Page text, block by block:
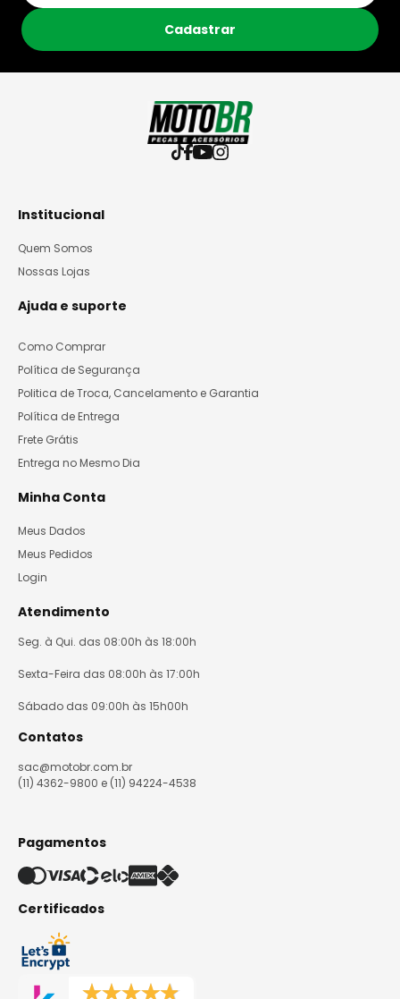
Cadastrar
Institucional
Quem Somos
Nossas Lojas
Ajuda e suporte
Como Comprar
Política de Segurança
Politica de Troca, Cancelamento e Garantia
Política de Entrega
Frete Grátis
Entrega no Mesmo Dia
Minha Conta
Meus Dados
Meus Pedidos
Login
Atendimento
Seg. à Qui. das 08:00h às 18:00h
Sexta-Feira das 08:00h às 17:00h
Sábado das 09:00h às 15h00h
Contatos
sac@motobr.com.br
(11) 4362-9800 e (11) 94224-4538
Pagamentos
Certificados